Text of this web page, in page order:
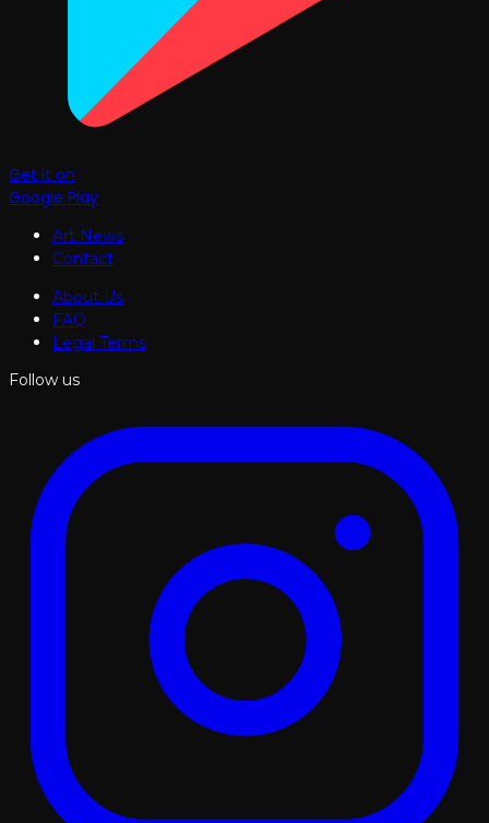
Get it on
Google Play
Art News
Contact
About Us
FAQ
Legal Terms
Follow us